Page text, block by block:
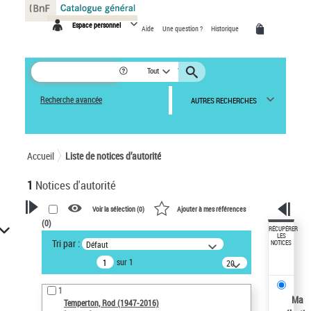
Espace personnel Aide Une question ? Historique
Tout
Recherche avancée AUTRES RECHERCHES
Accueil Liste de notices d’autorité
1 Notices d'autorité
VOTRE RECHERCHE
Recherche avancée dans les
notices d’autorité
Œuvres liées à l'auteur :
Temperton, Rod (1947-2016)
Voir la sélection (0) Ajouter à mes références
(0)
Tri par : Défaut
sur 1
20
résultats/page
1
Temperton, Rod (1947-2016)
RÉCUPÉRER
LES
NOTICES
Ma
Panneau de gestion des cookies